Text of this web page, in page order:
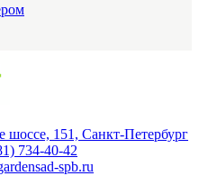
шоссе, 151, Санкт-Петербург
734-40-42
spb.ru